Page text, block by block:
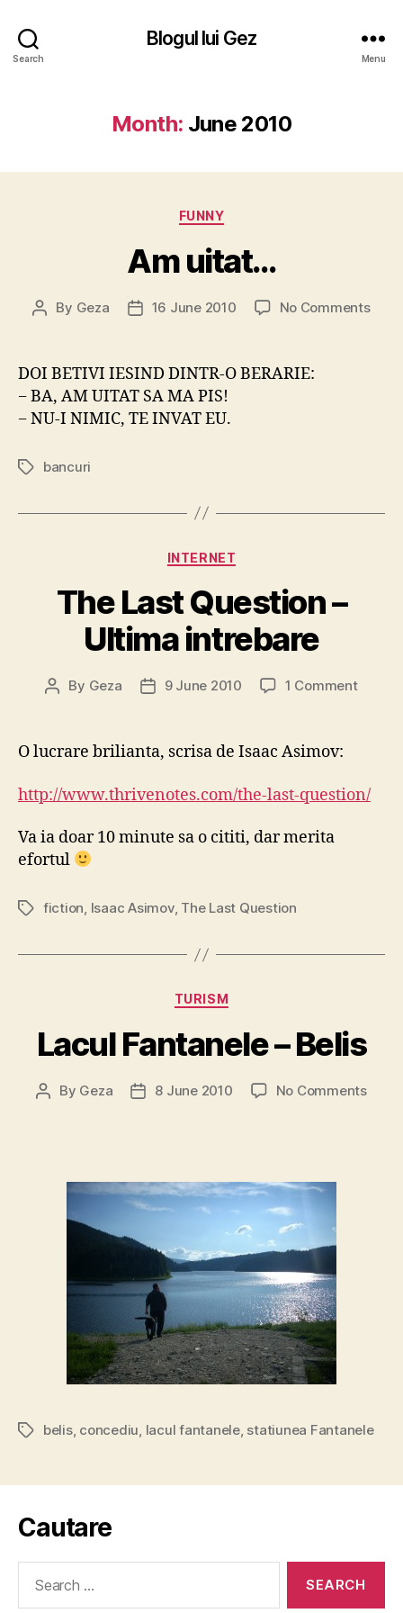
Search
Blogul lui Gez
Menu
Month: June 2010
Categories
FUNNY
Am uitat…
Post
By Geza
Post16 June 2010 No Commentson
DOI BETIVI IESIND DINTR-O BERARIE:
− BA, AM UITAT SA MA PIS!
− NU-I NIMIC, TE INVAT EU.
Tagsbancuri
Categories
INTERNET
The Last Question –
Ultima intrebare
Post
By Geza
Post9 June 2010 1 Commenton
Ultima
O lucrare brilianta, scrisa de Isaac Asimov:
http://www.thrivenotes.com/the-last-question/
Va ia doar 10 minute sa o cititi, dar merita
efortul
Tagsfiction, Isaac Asimov, The Last Question
Categories
TURISM
Lacul Fantanele – Belis
Post
By Geza
Post8 June 2010 No Commentson
Tagsbelis, concediu lacul fantanele, statiunea Fantanele
Cautare